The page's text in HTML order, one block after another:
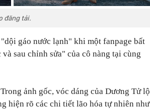
đăng tải.
gáo nước lạnh" khi một fanpage bất
sau chỉnh sửa" của cô nàng tại cùng
ảnh gốc, vóc dáng của Dương Tử lộ
hiện rõ các chi tiết lão hóa tự nhiên như